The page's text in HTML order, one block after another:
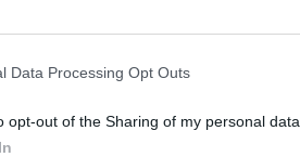
Data Processing Opt Outs
opt-out of the Sharing of my personal data.